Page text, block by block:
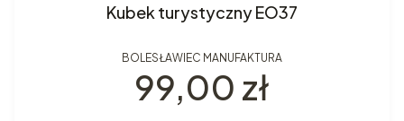
Kubek turystyczny EO37
BOLESŁAWIEC MANUFAKTURA
Cena
99,00 zł